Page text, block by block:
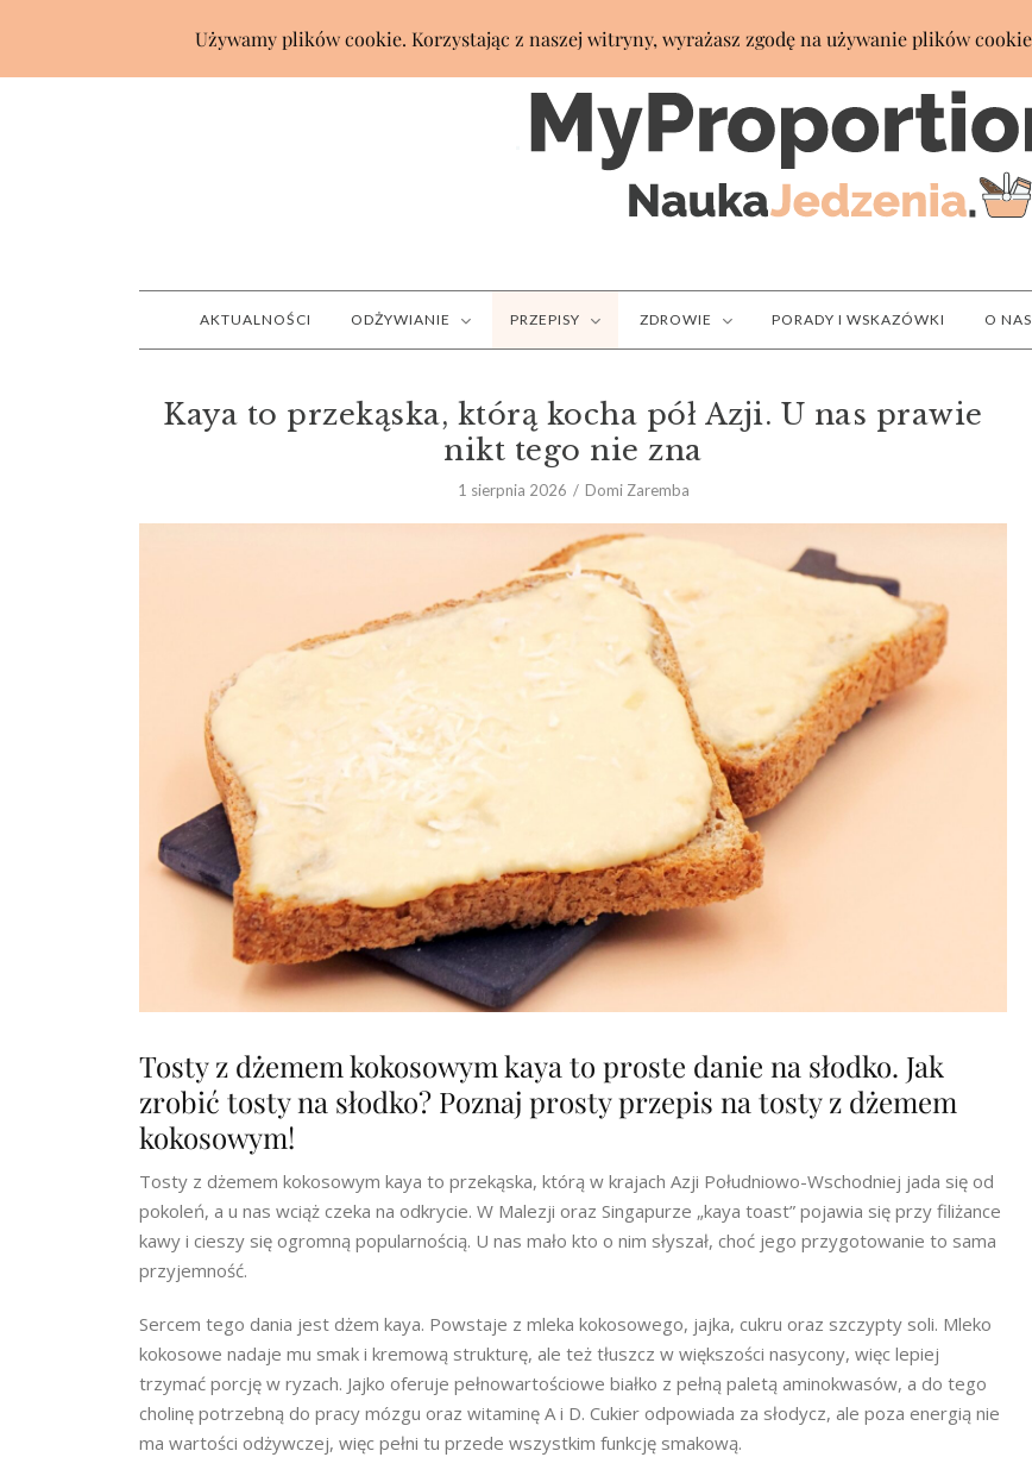
AKTUALNOŚCI ODŻYWIANIE PRZEPISY ZDROWIE PORADY I WSKAZÓWKI O NAS
Kaya to przekąska, którą kocha pół Azji. U nas prawie
nikt tego nie zna
1 sierpnia 2026 Domi Zaremba
Tosty z dżemem kokosowym kaya to proste danie na słodko. Jak
zrobić tosty na słodko? Poznaj prosty przepis na tosty z dżemem
kokosowym!
Tosty z dżemem kokosowym kaya to przekąska, którą w krajach Azji Południowo-Wschodniej jada się od
pokoleń, a u nas wciąż czeka na odkrycie. W Malezji oraz Singapurze „kaya toast” pojawia się przy filiżance
kawy i cieszy się ogromną popularnością. U nas mało kto o nim słyszał, choć jego przygotowanie to sama
przyjemność.
Sercem tego dania jest dżem kaya. Powstaje z mleka kokosowego, jajka, cukru oraz szczypty soli. Mleko
kokosowe nadaje mu smak i kremową strukturę, ale też tłuszcz w większości nasycony, więc lepiej
trzymać porcję w ryzach. Jajko oferuje pełnowartościowe białko z pełną paletą aminokwasów, a do tego
cholinę potrzebną do pracy mózgu oraz witaminę A i D. Cukier odpowiada za słodycz, ale poza energią nie
ma wartości odżywczej, więc pełni tu przede wszystkim funkcję smakową.